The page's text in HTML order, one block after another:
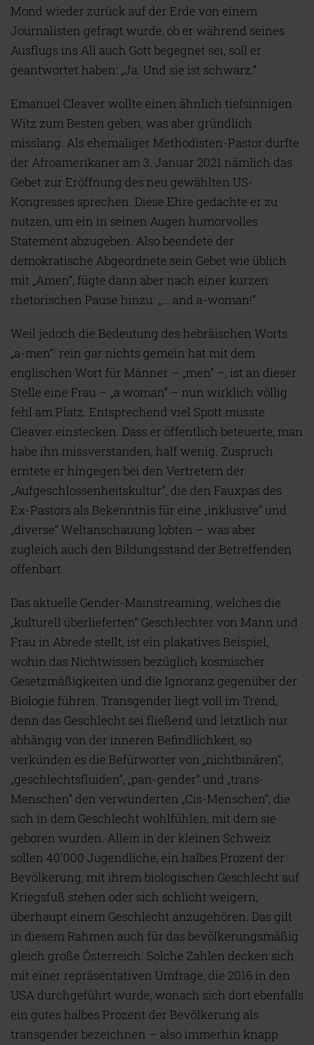
Mond wieder zurück auf der Erde von einem
Journalisten gefragt wurde, ob er während seines
Ausflugs ins All auch Gott begegnet sei, soll er
geantwortet haben: „Ja. Und sie ist schwarz.“
Emanuel Cleaver wollte einen ähnlich tiefsinnigen
Witz zum Besten geben, was aber gründlich
misslang. Als ehemaliger Methodisten-Pastor durfte
der Afroamerikaner am 3. Januar 2021 nämlich das
Gebet zur Eröffnung des neu gewählten US-
Kongresses sprechen. Diese Ehre gedachte er zu
nutzen, um ein in seinen Augen humorvolles
Statement abzugeben. Also beendete der
demokratische Abgeordnete sein Gebet wie üblich
mit „Amen“, fügte dann aber nach einer kurzen
rhetorischen Pause hinzu: „... and a-woman!“
Weil jedoch die Bedeutung des hebräischen Worts
„a-men“ rein gar nichts gemein hat mit dem
englischen Wort für Männer – „men“ –, ist an dieser
Stelle eine Frau – „a woman“ – nun wirklich völlig
fehl am Platz. Entsprechend viel Spott musste
Cleaver einstecken. Dass er öffentlich beteuerte, man
habe ihn missverstanden, half wenig. Zuspruch
erntete er hingegen bei den Vertretern der
„Aufgeschlossenheitskultur“, die den Fauxpas des
Ex-Pastors als Bekenntnis für eine „inklusive“ und
„diverse“ Weltanschauung lobten – was aber
zugleich auch den Bildungsstand der Betreffenden
offenbart.
Das aktuelle Gender-Mainstreaming, welches die
„kulturell überlieferten“ Geschlechter von Mann und
Frau in Abrede stellt, ist ein plakatives Beispiel,
wohin das Nichtwissen bezüglich kosmischer
Gesetzmäßigkeiten und die Ignoranz gegenüber der
Biologie führen. Transgender liegt voll im Trend,
denn das Geschlecht sei fließend und letztlich nur
abhängig von der inneren Befindlichkeit, so
verkünden es die Befürworter von „nichtbinären“,
„geschlechtsfluiden“, „pan-gender“ und „trans-
Menschen“ den verwunderten „Cis-Menschen“, die
sich in dem Geschlecht wohlfühlen, mit dem sie
geboren wurden. Allein in der kleinen Schweiz
sollen 40'000 Jugendliche, ein halbes Prozent der
Bevölkerung, mit ihrem biologischen Geschlecht auf
Kriegsfuß stehen oder sich schlicht weigern,
überhaupt einem Geschlecht anzugehören. Das gilt
in diesem Rahmen auch für das bevölkerungsmäßig
gleich große Österreich. Solche Zahlen decken sich
mit einer repräsentativen Umfrage, die 2016 in den
USA durchgeführt wurde, wonach sich dort ebenfalls
ein gutes halbes Prozent der Bevölkerung als
transgender bezeichnen – also immerhin knapp